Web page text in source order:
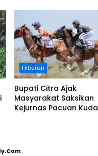
Koordinasi Perusahaan
Hiburan
Bupati Citra Ajak
Masyarakat Saksikan
Kejurnas Pacuan Kuda